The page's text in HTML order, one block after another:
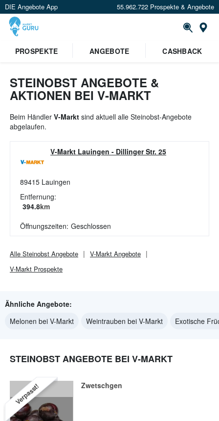
DIE Angebote App 55.962.722 Prospekte & Angebote
Standort festlegen
PROSPEKTE ANGEBOTE CASHBACK
STEINOBST ANGEBOTE &
AKTIONEN BEI V-MARKT
Beim Händler V-Markt sind aktuell alle Steinobst-Angebote
abgelaufen.
V-Markt Lauingen - Dillinger Str. 25
89415 Lauingen
Entfernung:
394.8km
Öffnungszeiten: Geschlossen
Alle Steinobst Angebote V-Markt Angebote
V-Markt Prospekte
Ähnliche Angebote:
Melonen bei V-Markt
Weintrauben bei V-Markt Exotische
STEINOBST ANGEBOTE BEI V-MARKT
Verpasst! Zwetschgen